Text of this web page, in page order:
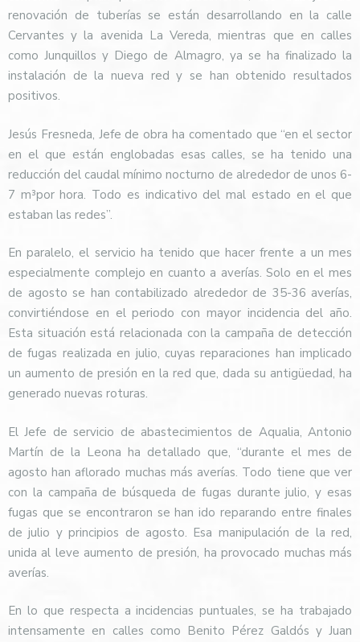
renovación de tuberías se están desarrollando en la calle
Cervantes y la avenida La Vereda, mientras que en calles
como Junquillos y Diego de Almagro, ya se ha finalizado la
instalación de la nueva red y se han obtenido resultados
positivos.
Jesús Fresneda, Jefe de obra ha comentado que “en el sector
en el que están englobadas esas calles, se ha tenido una
reducción del caudal mínimo nocturno de alrededor de unos 6-
7 m³por hora. Todo es indicativo del mal estado en el que
estaban las redes”.
En paralelo, el servicio ha tenido que hacer frente a un mes
especialmente complejo en cuanto a averías. Solo en el mes
de agosto se han contabilizado alrededor de 35-36 averías,
convirtiéndose en el periodo con mayor incidencia del año.
Esta situación está relacionada con la campaña de detección
de fugas realizada en julio, cuyas reparaciones han implicado
un aumento de presión en la red que, dada su antigüedad, ha
generado nuevas roturas.
El Jefe de servicio de abastecimientos de Aqualia, Antonio
Martín de la Leona ha detallado que, “durante el mes de
agosto han aflorado muchas más averías. Todo tiene que ver
con la campaña de búsqueda de fugas durante julio, y esas
fugas que se encontraron se han ido reparando entre finales
de julio y principios de agosto. Esa manipulación de la red,
unida al leve aumento de presión, ha provocado muchas más
averías.
En lo que respecta a incidencias puntuales, se ha trabajado
intensamente en calles como Benito Pérez Galdós y Juan